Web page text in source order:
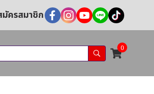
มัครสมาชิก
0